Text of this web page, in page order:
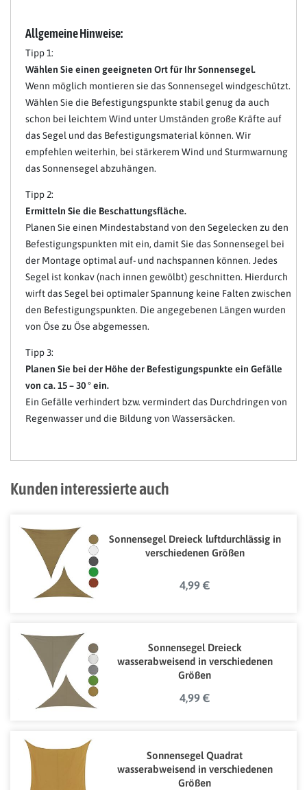
Allgemeine Hinweise:
Tipp 1:
Wählen Sie einen geeigneten Ort für Ihr Sonnensegel.
Wenn möglich montieren sie das Sonnensegel windgeschützt.
Wählen Sie die Befestigungspunkte stabil genug da auch
schon bei leichtem Wind unter Umständen große Kräfte auf
das Segel und das Befestigungsmaterial können. Wir
empfehlen weiterhin, bei stärkerem Wind und Sturmwarnung
das Sonnensegel abzuhängen.
Tipp 2:
Ermitteln Sie die Beschattungsfläche.
Planen Sie einen Mindestabstand von den Segelecken zu den
Befestigungspunkten mit ein, damit Sie das Sonnensegel bei
der Montage optimal auf- und nachspannen können. Jedes
Segel ist konkav (nach innen gewölbt) geschnitten. Hierdurch
wirft das Segel bei optimaler Spannung keine Falten zwischen
den Befestigungspunkten. Die angegebenen Längen wurden
von Öse zu Öse abgemessen.
Tipp 3:
Planen Sie bei der Höhe der Befestigungspunkte ein Gefälle
von ca. 15 – 30 ° ein.
Ein Gefälle verhindert bzw. vermindert das Durchdringen von
Regenwasser und die Bildung von Wassersäcken.
Kunden interessierte auch
Sonnensegel Dreieck luftdurchlässig in
verschiedenen Größen
4,99 €
Sonnensegel Dreieck
wasserabweisend in verschiedenen
Größen
4,99 €
Sonnensegel Quadrat
wasserabweisend in verschiedenen
Größen